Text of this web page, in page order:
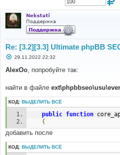
Nekstati
Поддержка
Re: [3.2][3.3] Ultimate phpBB
С
о
б
е
н
и
е
29.11.2022 22:32
AlexOo , попробуйте так:
найти в файле
КОД: ВЫДЕЛИТЬ ВСЁ
public function
{
добавить после
КОД: ВЫДЕЛИТЬ ВСЁ